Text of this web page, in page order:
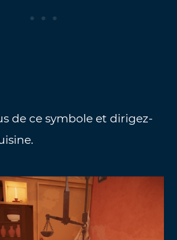
de ce symbole et dirigez-